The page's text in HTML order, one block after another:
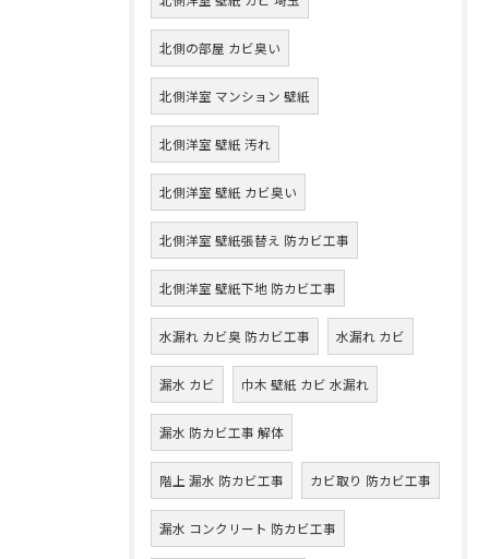
北側の部屋 カビ臭い
北側洋室 マンション 壁紙
北側洋室 壁紙 汚れ
北側洋室 壁紙 カビ臭い
北側洋室 壁紙張替え 防カビ工事
北側洋室 壁紙下地 防カビ工事
水漏れ カビ臭 防カビ工事 水漏れ カビ
漏水 カビ 巾木 壁紙 カビ 水漏れ
漏水 防カビ工事 解体
階上 漏水 防カビ工事 カビ取り 防カビ工事
漏水 コンクリート 防カビ工事